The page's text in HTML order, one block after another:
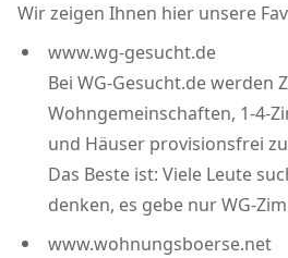
Wir zeigen Ihnen hier unsere
www.wg-gesucht.de
Bei WG-Gesucht.de werden
Wohngemeinschaften, 1-4-
und Häuser provisionsfrei
Das Beste ist: Viele Leute
denken, es gebe nur WG-
www.wohnungsboerse.net